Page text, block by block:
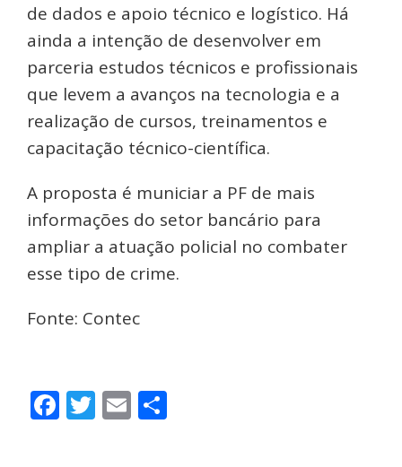
de dados e apoio técnico e logístico. Há
ainda a intenção de desenvolver em
parceria estudos técnicos e profissionais
que levem a avanços na tecnologia e a
realização de cursos, treinamentos e
capacitação técnico-científica.
A proposta é municiar a PF de mais
informações do setor bancário para
ampliar a atuação policial no combater
esse tipo de crime.
Fonte: Contec
Facebook
Twitter
Email